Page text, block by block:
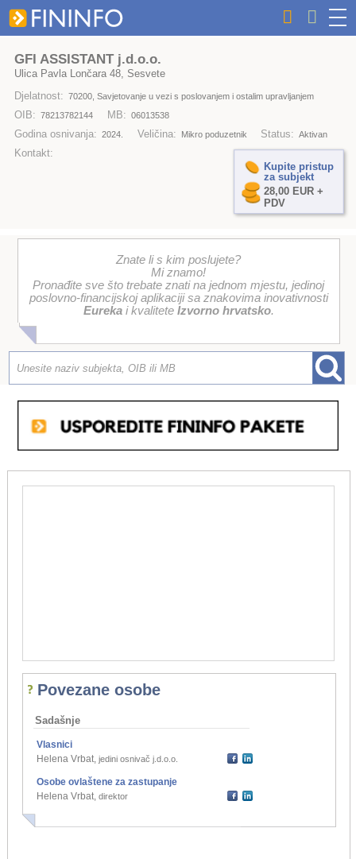
GFI ASSISTANT j.d.o.o.
Ulica Pavla Lončara 48, Sesvete
Djelatnost: 70200, Savjetovanje u vezi s poslovanjem i ostalim upravljanjem
OIB: 78213782144 MB: 06013538
Godina osnivanja: 2024. Veličina: Mikro poduzetnik Status: Aktivan
Kontakt:
Kupite pristup
za subjekt
28,00 EUR +
PDV
Znate li s kim poslujete?
Mi znamo!
Pronađite sve što trebate znati na jednom mjestu, jedinoj
poslovno-financijskoj aplikaciji sa znakovima inovativnosti
Eurekai kvalitete Izvorno hrvatsko.
Povezane osobe
Sadašnje
Vlasnici
Helena Vrbat, jedini osnivač j.d.o.o.
Osobe ovlaštene za zastupanje
Helena Vrbat, direktor